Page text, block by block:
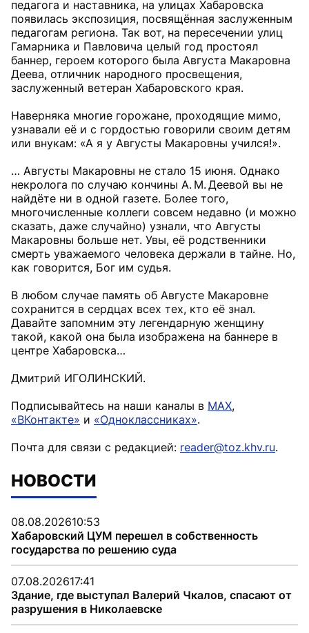
педагога и наставника, на улицах Хабаровска
появилась экспозиция, посвящённая заслуженным
педагогам региона. Так вот, на пересечении улиц
Гамарника и Павловича целый год простоял
баннер, героем которого была Августа Макаровна
Деева, отличник народного просвещения,
заслуженный ветеран Хабаровского края.
Наверняка многие горожане, проходящие мимо,
узнавали её и с гордостью говорили своим детям
или внукам: «А я у Августы Макаровны учился!».
… Августы Макаровны не стало 15 июня. Однако
некролога по случаю кончины А. М. Деевой вы не
найдёте ни в одной газете. Более того,
многочисленные коллеги совсем недавно (и можно
сказать, даже случайно) узнали, что Августы
Макаровны больше нет. Увы, её родственники
смерть уважаемого человека держали в тайне. Но,
как говорится, Бог им судья.
В любом случае память об Августе Макаровне
сохранится в сердцах всех тех, кто её знал.
Давайте запомним эту легендарную женщину
такой, какой она была изображена на баннере в
центре Хабаровска…
Дмитрий ИГОЛИНСКИЙ.
Подписывайтесь на наши каналы в MAX,
«ВКонтакте» и «Одноклассниках».
Почта для связи с редакцией: reader@toz.khv.ru.
НОВОСТИ
08.08.202610:53
Хабаровский ЦУМ перешел в собственность
государства по решению суда
07.08.202617:41
Здание, где выступал Валерий Чкалов, спасают от
разрушения в Николаевске